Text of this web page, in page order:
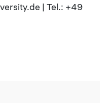
| Tel.: +49